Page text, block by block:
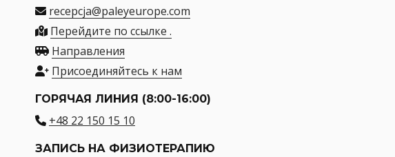
recepcja@paleyeurope.com
Перейдите по ссылке .
Направления
Присоединяйтесь к нам
ГОРЯЧАЯ ЛИНИЯ (8:00-16:00)
+48 22 150 15 10
ЗАПИСЬ НА ФИЗИОТЕРАПИЮ